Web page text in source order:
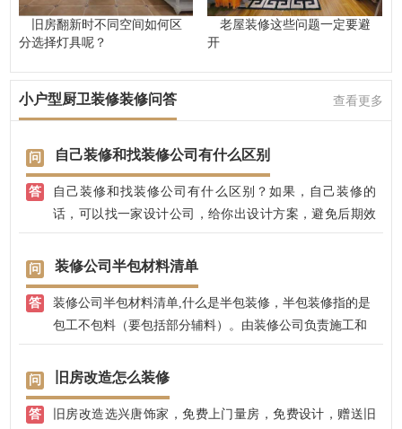
旧房翻新时不同空间如何区
分选择灯具呢？
老屋装修这些问题一定要避
开
小户型厨卫装修装修问答 查看更多
自己装修和找装修公司有什么区别
自己装修和找装修公司有什么区别？如果，自己装修的
话，可以找一家设计公司，给你出设计方案，避免后期效
果不好；找装修公司的话，可以有专业的设计师，全程把
控装修效果，不用担心装修效果好不好，装修质量大可放
省心放心。
装修公司半包材料清单
装修公司半包材料清单,什么是半包装修，半包装修指的是
包工不包料（要包括部分辅料）。由装修公司负责施工和
辅料的采购，如沙子、钉子、水泥等；主要的家装材料是
由业主自己亲自采购，如地板、洁具、瓷砖、地砖、涂
部分室内结构改造(如拆墙或新建墙)；2.水电改造施工(给
旧房改造怎么装修
旧房改造选兴唐饰家，免费上门量房，免费设计，赠送旧